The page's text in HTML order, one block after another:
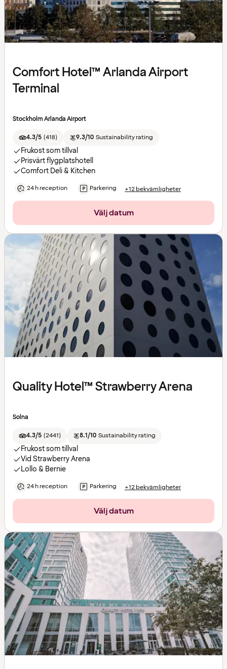
Comfort Hotel™ Arlanda Airport
Terminal
Stockholm Arlanda Airport
4.3/5 (418) 9.3/10 Sustainability rating
Frukost som tillval
Prisvärt flygplatshotell
Comfort Deli & Kitchen
24 h reception Parkering +12 bekvämligheter
Välj datum
Quality Hotel™ Strawberry Arena
Solna
4.3/5 (2441) 8.1/10 Sustainability rating
Frukost som tillval
Vid Strawberry Arena
Lollo & Bernie
24 h reception Parkering +12 bekvämligheter
Välj datum